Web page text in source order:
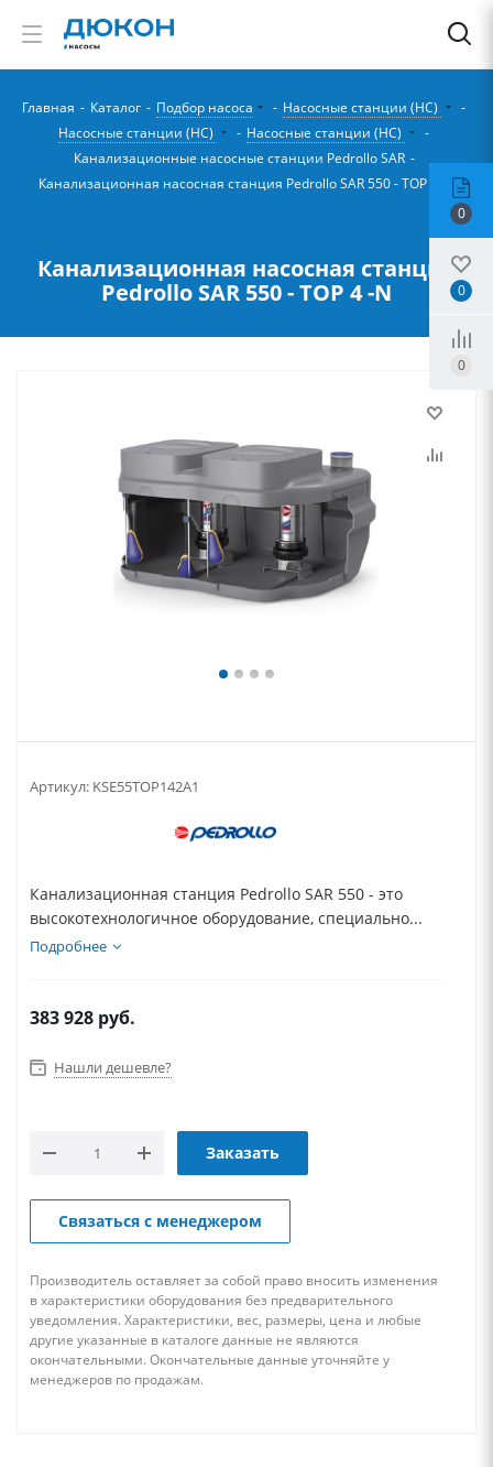
Главная - Каталог - Подбор насоса - Насосные станции (НС)
-
Насосные станции (НС)
- Насосные станции (НС)
-
Канализационные насосные станции Pedrollo SAR -
Канализационная насосная станция Pedrollo SAR 550 - TOP 4 -N
Канализационная насосная станция
Pedrollo SAR 550 - TOP 4 -N
Артикул: KSE55TOP142A1
Канализационная станция Pedrollo SAR 550 - это
высокотехнологичное оборудование, специально...
Подробнее
383 928 руб.
Нашли дешевле?
Заказать
Связаться с менеджером
Производитель оставляет за собой право вносить изменения
в характеристики оборудования без предварительного
уведомления. Характеристики, вес, размеры, цена и любые
другие указанные в каталоге данные не являются
окончательными. Окончательные данные уточняйте у
менеджеров по продажам.
0
0
0